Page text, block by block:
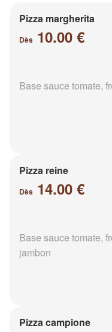
Pizza margherita
Dès 10.00 €
Base sauce tomate,
Pizza reine
Dès 14.00 €
Base sauce tomate,
jambon
Pizza campione